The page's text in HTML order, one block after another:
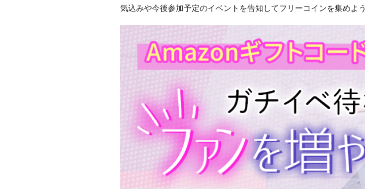
気込みや今後参加予定のイベントを告知してフリーコインを集めよう